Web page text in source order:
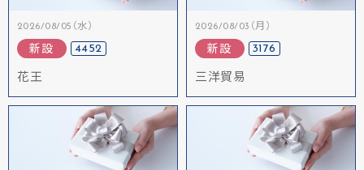
2026/08/05（水）
新設 4452
花王
2026/08/03（月）
新設 3176
三洋貿易